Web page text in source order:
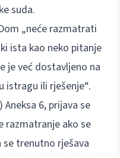
suda.
„neće razmatrati
ista kao neko pitanje
je već dostavljeno na
istragu ili rješenje“.
6, prijava se
razmatranje ako se
se trenutno rješava